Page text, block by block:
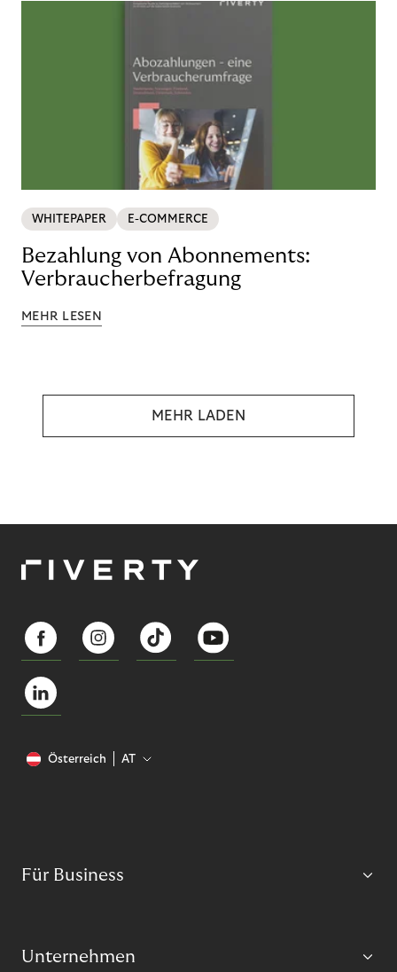
WHITEPAPER E-COMMERCE
Bezahlung von Abonnements:
Verbraucherbefragung
MEHR LESEN
MEHR LADEN
Österreich AT
Für Business
Unternehmen